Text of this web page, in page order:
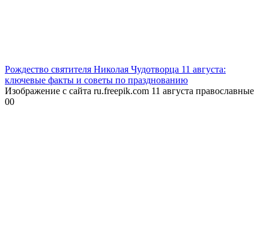
Рождество святителя Николая Чудотворца 11 августа:
ключевые факты и советы по празднованию
Изображение с сайта ru.freepik.com 11 августа православные
00